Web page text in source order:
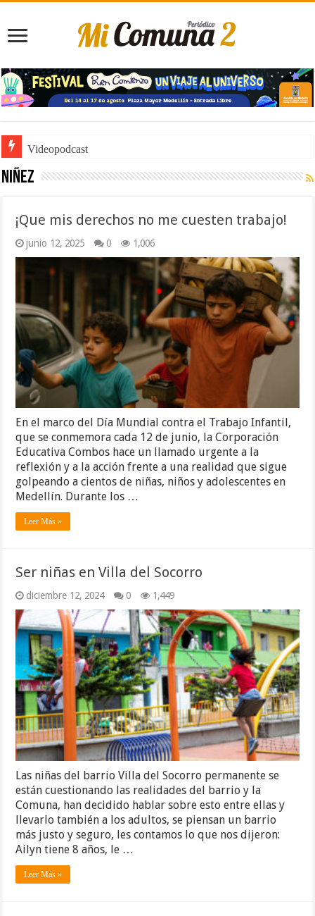
Noticiero de Manolo
Niñez
¡Que mis derechos no me cuesten trabajo!
junio 12, 2025 0 1,006
En el marco del Día Mundial contra el Trabajo Infantil,
que se conmemora cada 12 de junio, la Corporación
Educativa Combos hace un llamado urgente a la
reflexión y a la acción frente a una realidad que sigue
golpeando a cientos de niñas, niños y adolescentes en
Medellín. Durante los …
Leer Más »
Ser niñas en Villa del Socorro
diciembre 12, 2024 0 1,449
Las niñas del barrio Villa del Socorro permanente se
están cuestionando las realidades del barrio y la
Comuna, han decidido hablar sobre esto entre ellas y
llevarlo también a los adultos, se piensan un barrio
más justo y seguro, les contamos lo que nos dijeron:
Ailyn tiene 8 años, le …
Leer Más »